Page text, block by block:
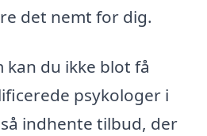
det nemt for dig.
kan du ikke blot få
psykologer i
indhente tilbud, der